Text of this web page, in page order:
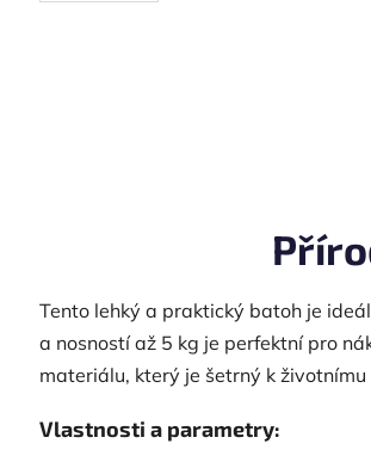
Tento lehký a praktický batoh je
a nosností až 5 kg je perfektní pro
materiálu, který je šetrný k
Vlastnosti a parametry: